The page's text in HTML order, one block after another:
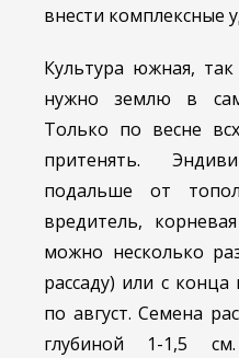
внести комплексные
Культура южная,
нужно землю в
Только по весне
притенять.
подальше от
вредитель,
можно несколько
рассаду) или с
по август. Семена
глубиной 1-1,5